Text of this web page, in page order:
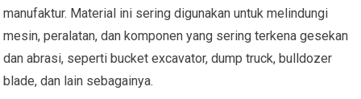
manufaktur. Material ini sering digunakan untuk melindungi
mesin, peralatan, dan komponen yang sering terkena gesekan
dan abrasi, seperti bucket excavator, dump truck, bulldozer
blade, dan lain sebagainya.